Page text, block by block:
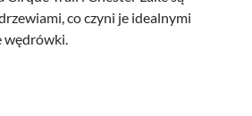
co czyni je idealnymi
wędrówki.